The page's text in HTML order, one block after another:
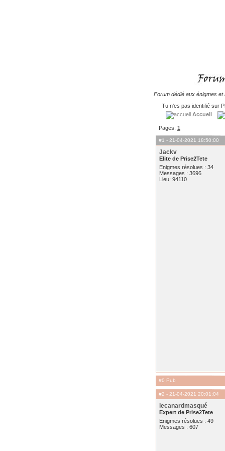
Forum dédié aux énigmes et
Tu n'es pas identifié sur
Accueil
Pages: 1
#1 - 21-04-2021 18:50:00
Jackv
Elite de Prise2Tete
Enigmes résolues : 34
Messages : 3696
Lieu: 94110
#0 Pub
#2 - 21-04-2021 20:01:04
lecanardmasqué
Expert de Prise2Tete
Enigmes résolues : 49
Messages : 607